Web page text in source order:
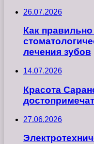
26.07.2026
Как
лечения зубов
14.07.2026
Красота
27.06.2026